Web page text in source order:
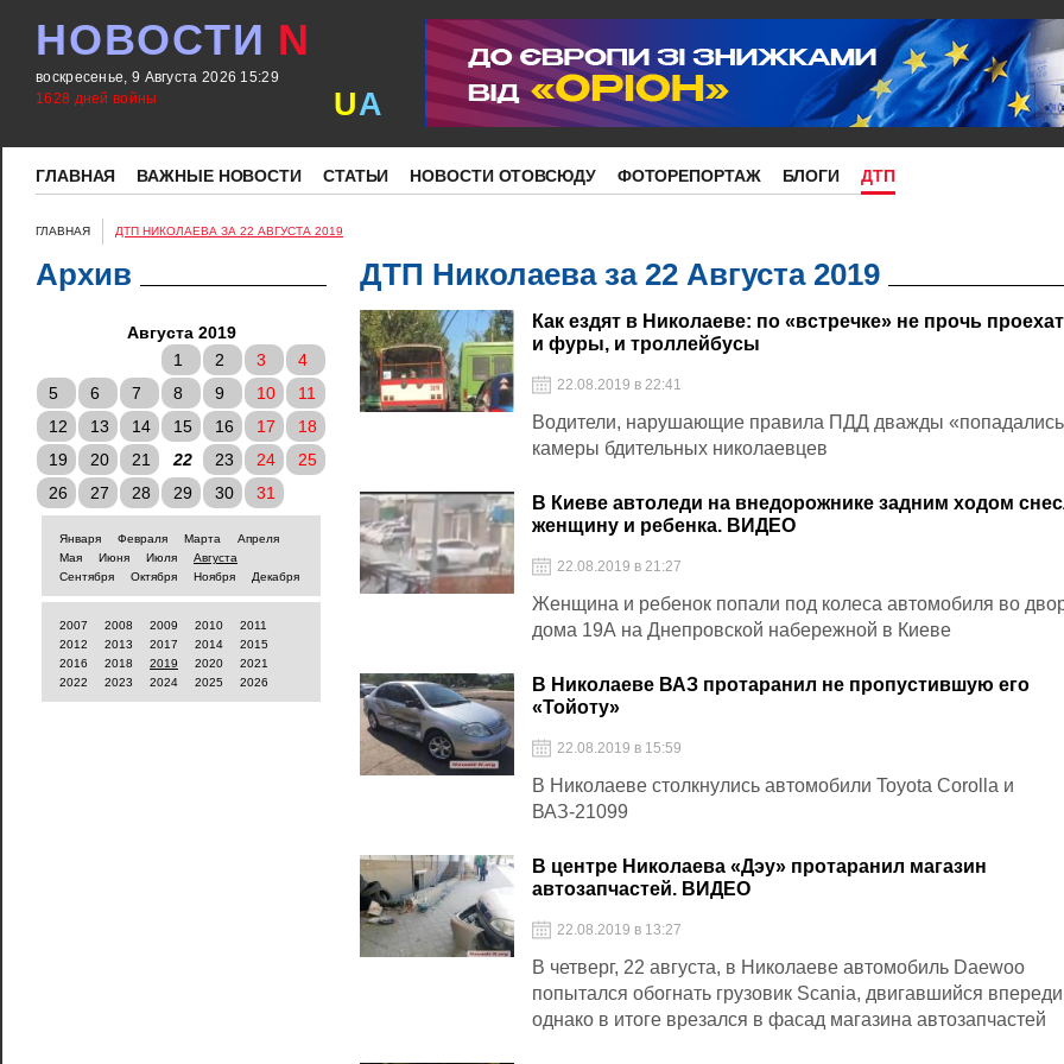
НОВОСТИ N
воскресенье, 9 Августа 2026 15:29
1628 дней войны
UA
ГЛАВНАЯ ВАЖНЫЕ НОВОСТИ СТАТЬИ НОВОСТИ ОТОВСЮДУ ФОТОРЕПОРТАЖ БЛОГИ ДТП
ГЛАВНАЯ ДТП НИКОЛАЕВА ЗА 22 АВГУСТА 2019
Архив
Августа 2019
1
2 3
4
5
6 7 8 9 10
11
12
13 14 15 16 17
18
19
20 21 22 23 24
25
26
27 28 29 30 31
Января Февраля Марта
Апреля
Мая
Июня Июля
Августа
Сентября
Октября Ноября Декабря
2007 2008 2009 2010
2011
2012
2013 2017 2014
2015
2016
2018 2019 2020
2021
2022
2023 2024 2025 2026
ДТП Николаева за 22 Августа 2019
Как ездят в Николаеве: по «встречке» не прочь
и фуры, и троллейбусы
22.08.2019 в 22:41
Водители, нарушающие правила ПДД дважды
камеры бдительных николаевцев
В Киеве автоледи на внедорожнике задним ходом
женщину и ребенка. ВИДЕО
22.08.2019 в 21:27
Женщина и ребенок попали под колеса автомобиля во
дома 19А на Днепровской набережной в Киеве
В Николаеве ВАЗ протаранил не пропустившую его
«Тойоту»
22.08.2019 в 15:59
В Николаеве столкнулись автомобили Toyota Corolla и
ВАЗ-21099
В центре Николаева «Дэу» протаранил магазин
автозапчастей. ВИДЕО
22.08.2019 в 13:27
В четверг, 22 августа, в Николаеве автомобиль Daewoo
попытался обогнать грузовик Scania, двигавшийся
однако в итоге врезался в фасад магазина автозапчастей